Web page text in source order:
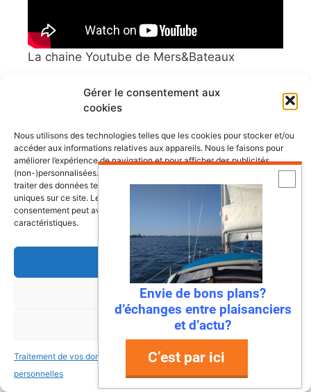
Gérer le consentement aux
cookies
Nous utilisons des technologies telles que les cookies pour stocker et/ou
accéder aux informations relatives aux appareils. Nous le faisons pour
améliorer l’expérience de navigation et pour afficher des publicités
(non-)personnalisées. Consentir à ces technologies nous autorisera à
traiter des données telles que le comportement de navigation ou les ID
uniques sur ce site. Le fait de ne pas consentir ou de retirer son
consentement peut avoir un effet négatif sur certaines fonctonnalités et
caractéristiques.
Accepter
Refuser
Voir les préférences
Traitement de vos données
personnelles
Traitement de vos données
personnelles
La chaine Youtube de Mers&Bateaux
Dernières annonces bateaux
Doris 5,8m
Hourtin (Gironde; France)
6,000.00€
Bateau à voile Tes 678 BT
La Roche Bernard
22,000.00€
Vente voilier Jeanneau Symphonie
La Rochelle
19,000.00€
Envie de bons plans?
d’échanges entre plaisanciers
et d’actu?
C’est par ici